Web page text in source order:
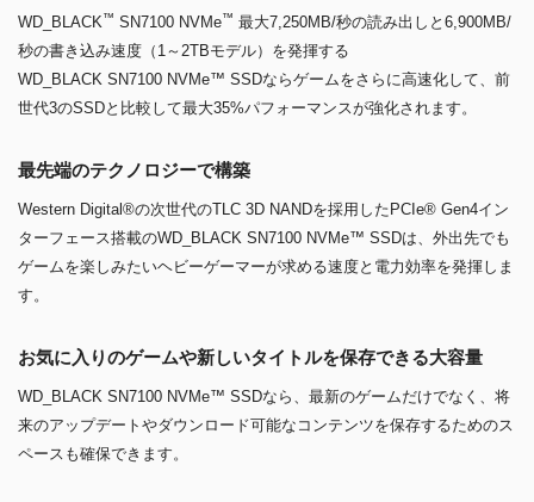
WD_BLACK™ SN7100 NVMe™ 最大7,250MB/秒の読み出しと6,900MB/
秒の書き込み速度（1～2TBモデル）を発揮する
WD_BLACK SN7100 NVMe™ SSDならゲームをさらに高速化して、前
世代3のSSDと比較して最大35%パフォーマンスが強化されます。
最先端のテクノロジーで構築
Western Digital®の次世代のTLC 3D NANDを採用したPCIe® Gen4イン
ターフェース搭載のWD_BLACK SN7100 NVMe™ SSDは、外出先でも
ゲームを楽しみたいヘビーゲーマーが求める速度と電力効率を発揮しま
す。
お気に入りのゲームや新しいタイトルを保存できる大容量
WD_BLACK SN7100 NVMe™ SSDなら、最新のゲームだけでなく、将
来のアップデートやダウンロード可能なコンテンツを保存するためのス
ペースも確保できます。